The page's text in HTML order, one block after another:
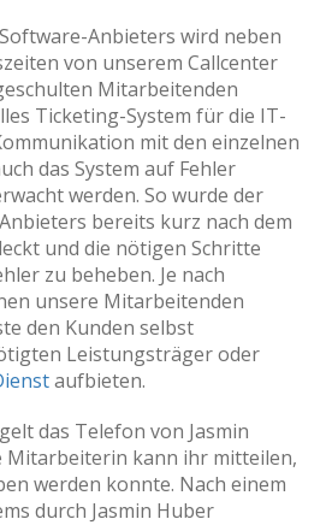
Anbieters wird neben
von unserem Callcenter
Mitarbeitenden
Ticketing-System für die IT-
mit den einzelnen
das System auf Fehler
werden. So wurde der
bereits kurz nach dem
und die nötigen Schritte
zu beheben. Je nach
unsere Mitarbeitenden
den Kunden selbst
Leistungsträger oder
aufbieten.
das Telefon von Jasmin
Mitarbeiterin kann ihr mitteilen,
werden konnte. Nach einem
durch Jasmin Huber